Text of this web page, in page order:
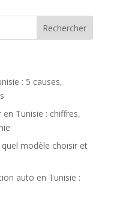
: 5 causes,
Tunisie : chiffres,
modèle choisir et
auto en Tunisie :